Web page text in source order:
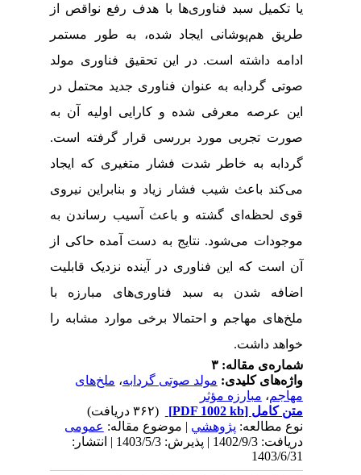
یا تکمیل سبد فناوری‌ها با هدف رفع نواقص از
طریق هم‌پوشانی ایجاد شده، به طور مستمر
ادامه داشته است. در این تحقیق فناوری مولد
صوتی گردابه به عنوان فناوری جدید محتمل در
این عرصه معرفی شده و کارایی اولیه آن به
صورت تجربی مورد بررسی قرار گرفته است.
گردابه به خاطر شدت فشار متغیری که ایجاد
می‌کند باعث شیب فشار زیاد و بنابراین نیروی
قوی لحظه‌ای گشته و باعث آسیب رساندن به
موجودات می‌شود. نتایج به دست آمده حاکی از
آن است که این فناوری در آینده نزدیک قابلیت
اضافه شدن به سبد فناوری‌های مبارزه با
ملخ‌های مهاجم و احتمالا برخی موارد مشابه را
خواهد داشت.
شماره‌ی مقاله: ۳
واژه‌های کلیدی:مولد صوتی گردابه،ملخ‌های
مهاجم،مبارزه مؤثر
متن کامل[PDF 1002 kb]
نوع مطالعه:پژوهشي| موضوع مقاله:عمومی
دریافت: 1402/9/3 | پذیرش: 1403/5/3 | انتشار:
1403/6/31